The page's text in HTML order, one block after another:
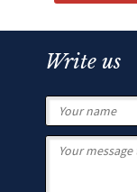
Write us